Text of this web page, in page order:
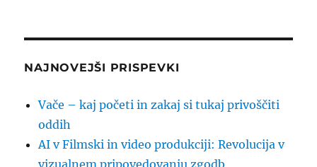
NAJNOVEJŠI PRISPEVKI
Vače – kaj početi in zakaj si tukaj privoščiti
oddih
AI v Filmski in video produkciji: Revolucija v